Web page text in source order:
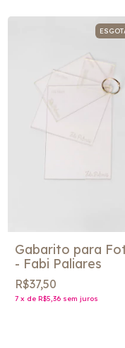
Gabarito para
- Fabi Paliares
R$37,50
7 x de R$5,36 sem juros